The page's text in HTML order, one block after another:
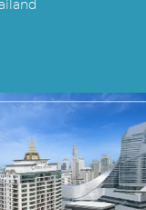
Grande Centre
Point
Ploenchit